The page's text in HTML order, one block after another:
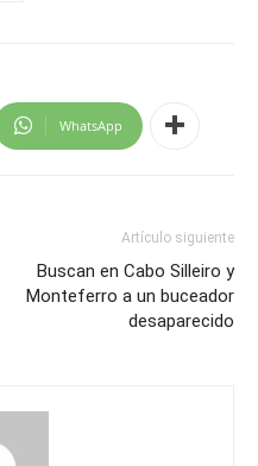
WhatsApp
Artículo siguiente
Buscan en Cabo Silleiro y
Monteferro a un buceador
desaparecido